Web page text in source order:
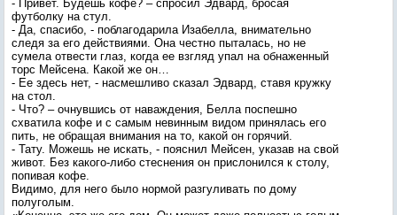
- Привет. Будешь кофе? – спросил Эдвард, бросая
футболку на стул.
- Да, спасибо, - поблагодарила Изабелла, внимательно
следя за его действиями. Она честно пыталась, но не
сумела отвести глаз, когда ее взгляд упал на обнаженный
торс Мейсена. Какой же он…
- Ее здесь нет, - насмешливо сказал Эдвард, ставя кружку
на стол.
- Что? – очнувшись от наваждения, Белла поспешно
схватила кофе и с самым невинным видом принялась его
пить, не обращая внимания на то, какой он горячий.
- Тату. Можешь не искать, - пояснил Мейсен, указав на свой
живот. Без какого-либо стеснения он прислонился к столу,
попивая кофе.
Видимо, для него было нормой разгуливать по дому
полуголым.